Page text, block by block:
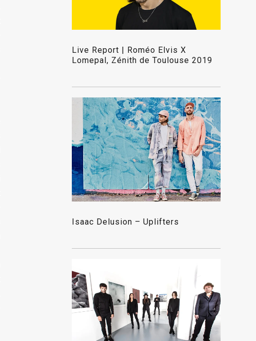
Live Report | Roméo Elvis X
Lomepal, Zénith de Toulouse 2019
Isaac Delusion – Uplifters